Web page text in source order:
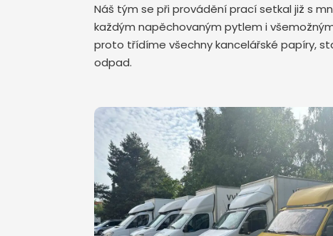
Náš tým se při provádění prací setkal již s
každým napěchovaným pytlem i
proto třídíme všechny kancelářské papíry,
odpad.